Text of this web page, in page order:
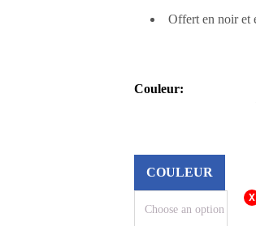
Offert en noir et
Couleur
COULEUR